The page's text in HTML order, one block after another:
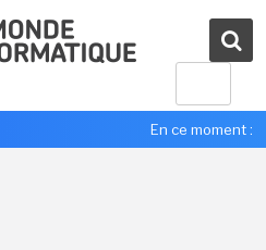
En ce moment :